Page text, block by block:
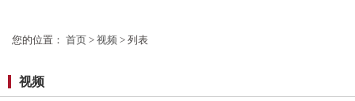
您的位置： 首页 > 视频 > 列表
视频